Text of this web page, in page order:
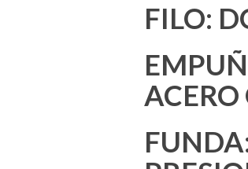
FILO: